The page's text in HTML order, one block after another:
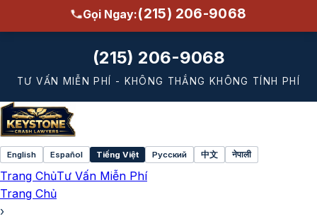
Gọi Ngay:(215) 206-9068
(215) 206-9068
TƯ VẤN MIỄN PHÍ - KHÔNG THẮNG KHÔNG TÍNH PHÍ
Select
language
English Español Tiếng Việt Русский 中文 नेपाली
Trang ChủTư Vấn Miễn Phí
Trang Chủ
›